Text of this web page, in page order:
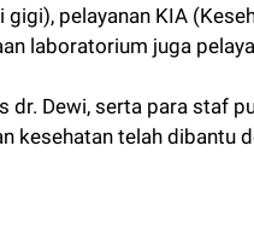
pelayanan KIA
laboratorium juga
dr. Dewi, serta para staf
kesehatan telah dibantu